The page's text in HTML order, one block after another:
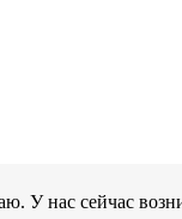
У нас сейчас